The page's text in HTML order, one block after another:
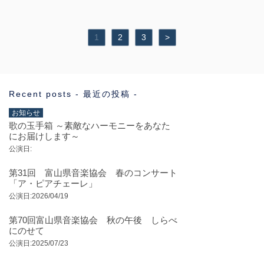
1 2 3 >
Recent posts - 最近の投稿 -
お知らせ
歌の玉手箱 ～素敵なハーモニーをあなた
にお届けします～
公演日:
第31回 富山県音楽協会 春のコンサート
「ア・ピアチェーレ」
公演日:2026/04/19
第70回富山県音楽協会 秋の午後 しらべ
にのせて
公演日:2025/07/23